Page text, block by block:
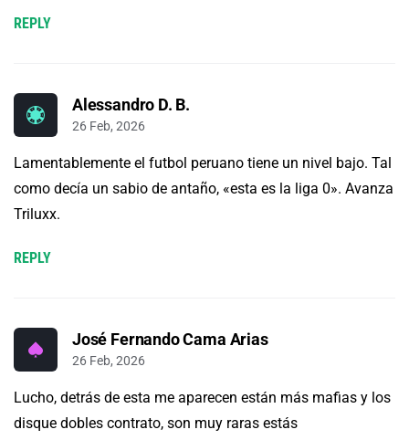
REPLY
Alessandro D. B.
26 Feb, 2026
Lamentablemente el futbol peruano tiene un nivel bajo. Tal
como decía un sabio de antaño, «esta es la liga 0». Avanza
Triluxx.
REPLY
José Fernando Cama Arias
26 Feb, 2026
Lucho, detrás de esta me aparecen están más mafias y los
disque dobles contrato, son muy raras estás